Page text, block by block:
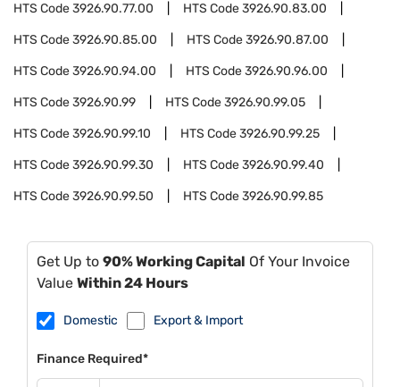
HTS Code3926.90.77.00 HTS Code3926.90.83.00
HTS Code3926.90.85.00 HTS Code3926.90.87.00
HTS Code3926.90.94.00 HTS Code3926.90.96.00
HTS Code3926.90.99 HTS Code3926.90.99.05
HTS Code3926.90.99.10 HTS Code3926.90.99.25
HTS Code3926.90.99.30 HTS Code3926.90.99.40
HTS Code3926.90.99.50 HTS Code3926.90.99.85
Get Up to 90% Working Capital Of Your Invoice
Value Within 24 Hours
Domestic Export & Import
Finance Required*